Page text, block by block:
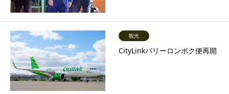
観光
CityLinkバリーロンボク便再開